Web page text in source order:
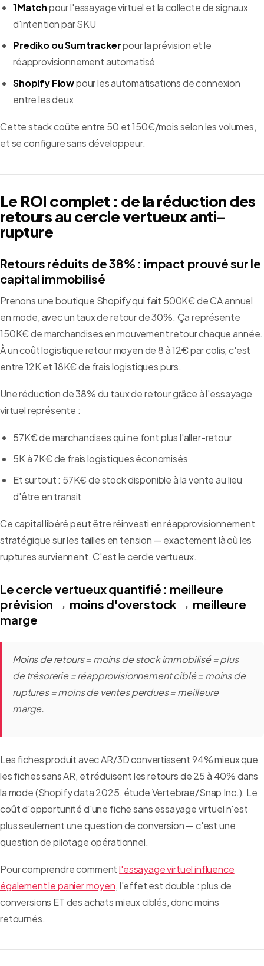
1Matchpour l'essayage virtuel et la collecte de signaux
d'intention par SKU
Prediko ou Sumtrackerpour la prévision et le
réapprovisionnement automatisé
Shopify Flowpour les automatisations de connexion
entre les deux
Cette stack coûte entre 50 et 150€/mois selon les volumes,
et se configure sans développeur.
Le ROI complet : de la réduction des
retours au cercle vertueux anti-
rupture
Retours réduits de 38% : impact prouvé sur le
capital immobilisé
Prenons une boutique Shopify qui fait 500K€ de CA annuel
en mode, avec un taux de retour de 30%. Ça représente
150K€ de marchandises en mouvement retour chaque année.
À un coût logistique retour moyen de 8 à 12€ par colis, c'est
entre 12K et 18K€ de frais logistiques purs.
Une réduction de 38% du taux de retour grâce à l'essayage
virtuel représente :
57K€ de marchandises qui ne font plus l'aller-retour
5K à 7K€ de frais logistiques économisés
Et surtout : 57K€ de stock disponible à la vente au lieu
d'être en transit
Ce capital libéré peut être réinvesti en réapprovisionnement
stratégique sur les tailles en tension — exactement là où les
ruptures surviennent. C'est le cercle vertueux.
Le cercle vertueux quantifié : meilleure
prévision → moins d'overstock → meilleure
marge
Moins de retours = moins de stock immobilisé = plus
de trésorerie = réapprovisionnement ciblé = moins de
ruptures = moins de ventes perdues = meilleure
marge.
Les fiches produit avec AR/3D convertissent 94% mieux que
les fiches sans AR, et réduisent les retours de 25 à 40% dans
la mode (Shopify data 2025, étude Vertebrae/Snap Inc.). Le
coût d'opportunité d'une fiche sans essayage virtuel n'est
plus seulement une question de conversion — c'est une
question de pilotage opérationnel.
Pour comprendre commentl'essayage virtuel influence
également le panier moyen, l'effet est double : plus de
conversions ET des achats mieux ciblés, donc moins
retournés.